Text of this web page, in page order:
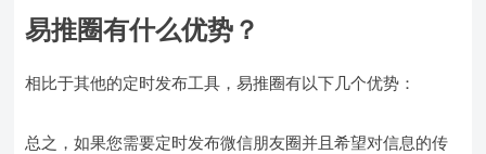
易推圈有什么优势？
相比于其他的定时发布工具，易推圈有以下几个优势：
总之，如果您需要定时发布微信朋友圈并且希望对信息的传